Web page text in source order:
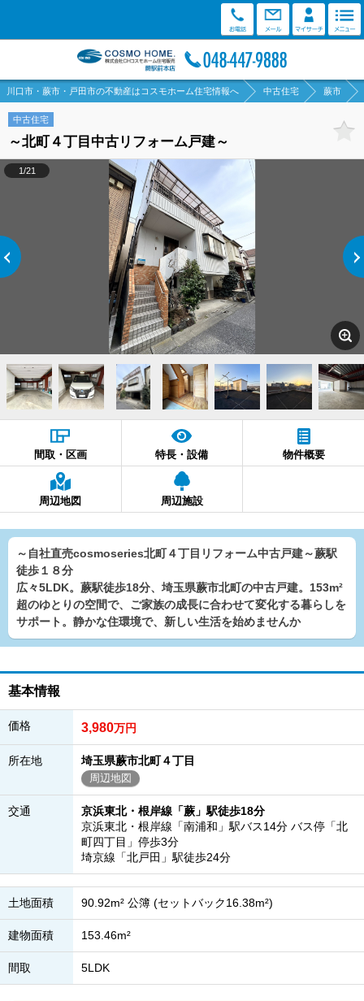
川口市・蕨市・戸田市の不動産はコスモホーム住宅情報へ 中古住宅 蕨市
中古住宅
～北町４丁目中古リフォーム戸建～
1/21
間取・区画 特長・設備 物件概要
周辺地図 周辺施設
～自社直売cosmoseries北町４丁目リフォーム中古戸建～蕨駅
徒歩１８分
広々5LDK。蕨駅徒歩18分、埼玉県蕨市北町の中古戸建。153m²
超のゆとりの空間で、ご家族の成長に合わせて変化する暮らしを
サポート。静かな住環境で、新しい生活を始めませんか
基本情報
価格 3,980万円
所在地 埼玉県蕨市北町４丁目
周辺地図
交通
京浜東北・根岸線「蕨」駅徒歩18分
京浜東北・根岸線「南浦和」駅バス14分 バス停「北
町四丁目」停歩3分
埼京線「北戸田」駅徒歩24分
土地面積 90.92m² 公簿 (セットバック16.38m²)
建物面積 153.46m²
間取 5LDK